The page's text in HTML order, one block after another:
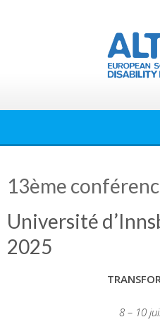
13ème
Université
2025
8 – 10